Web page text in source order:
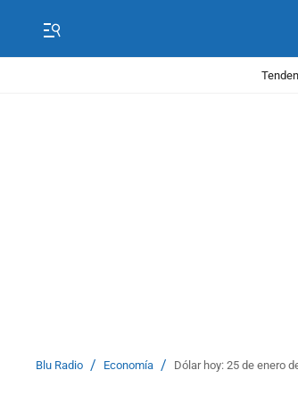
Blu Radio / Economía / Dólar hoy: 25 de enero